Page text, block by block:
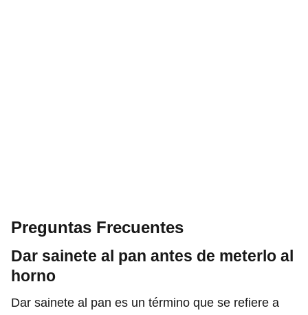
Preguntas Frecuentes
Dar sainete al pan antes de meterlo al
horno
Dar sainete al pan es un término que se refiere a